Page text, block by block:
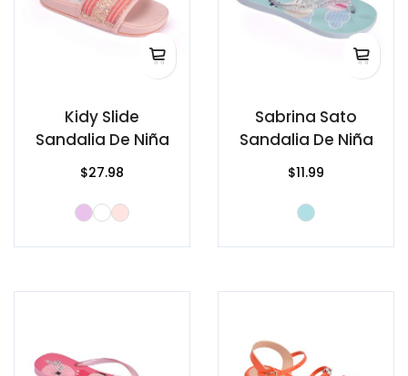
Kidy Slide
Sandalia De Niña
$27.98
Sabrina Sato
Sandalia De Niña
$11.99